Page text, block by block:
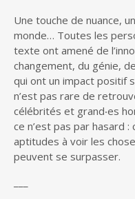
Une touche de nuance,
monde… Toutes les
texte ont amené de
changement, du génie,
qui ont un impact positif
n’est pas rare de
célébrités et grand‧es
ce n’est pas par hasard
aptitudes à voir les
peuvent se surpasser.